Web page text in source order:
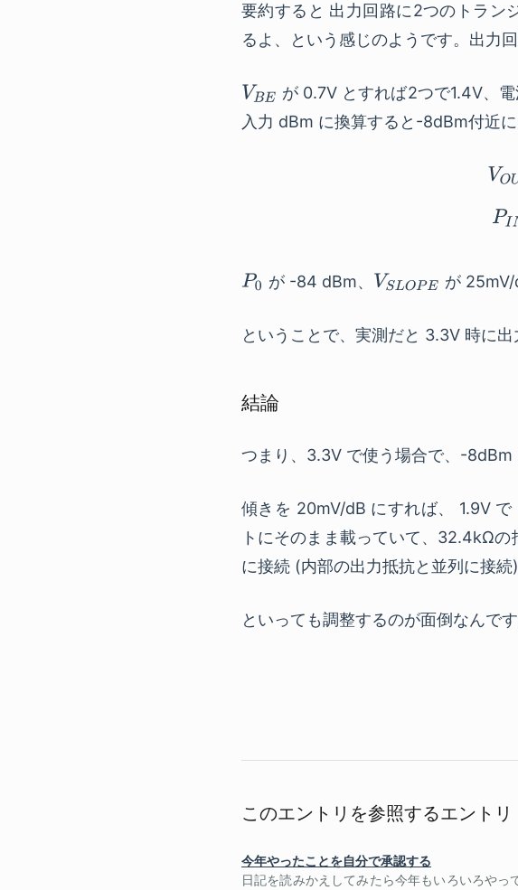
要約すると 出力回路に2つのトラン
るよ、という感じのようです。出力
が 0.7V とすれば2つで1.4V、
入力 dBm に換算すると-8dBm付近
が -84 dBm、 が
ということで、実測だと 3.3V 時に
結論
つまり、3.3V で使う場合で、-8dBm
傾きを 20mV/dB にすれば、 1.9V
トにそのまま載っていて、32.4kΩ
に接続 (内部の出力抵抗と並列に接続
といっても調整するのが面倒なんで
このエントリを参照するエントリ
今年やったことを自分で承認する
日記を読みかえしてみたら今年もいろいろや